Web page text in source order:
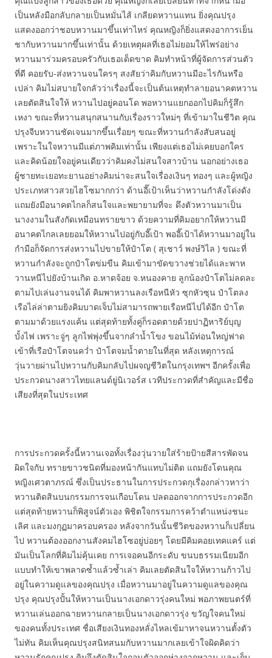
เป็นหลังมือกลับกลายเป็นหมั่นไส้ เกลียดหวานแทน ยิ่งคุณปรุง
แสดงออกว่าชอบหวานมาขึ้นเท่าไหร่ คุณหญิงก็ยิ่งแสดงอาการเย็น
ชากับหวานมากขึ้นเท่านั้น ด้วยเหตุผลที่เธอไม่ยอมให้ไพร่อย่าง
หวานมาร่วมครอบครัวกับเธอเด็ดขาด คิมทำหน้าที่ผู้จัดการส่วนตัว
ที่ดี คอยรับ-ส่งหวานจนใครๆ สงสัยว่าคิมกับหวานมีอะไรกันหรือ
เปล่า คิมไม่สบายใจกลัวว่าเรื่องนี้จะเป็นต้นเหตุทำลายอนาคตหวาน
เลยตัดสินใจให้ หวานไปอยู่คอนโด พอหวานแยกออกไปคิมก็รู้สึก
เหงา ขณะที่หวานสนุกสนานกับเรื่องราวใหม่ๆ ที่เข้ามาในชีวิต คุณ
ปรุงจีบหวานชัดเจนมากขึ้นเรื่อยๆ ขณะที่หวานกำลังสับสนอยู่
เพราะในใจหวานมีแต่ภาพคิมเท่านั้น เพียงแต่เธอไม่เคยบอกใคร
และคิดน้อยใจอยู่คนเดียวว่าคิมคงไม่สนใจสาวบ้าน นอกอย่างเธอ
ผู้ชายทะเยอทะยานอย่างคิมน่าจะสนใจเรื่องเงินๆ ทองๆ และผู้หญิง
ประเภทสาวสวยไฮโซมากกว่า ด้านอี๊เป้าเห็นว่าหวานกำลังโด่งดัง
แถมยังมีอนาคตไกลก็สนใจและพยายามที่จะ ดึงตัวหวานมาเป็น
นางงามในสังกัดเหมือนทรายขาว ด้วยความที่คิมอยากให้หวานมี
อนาคตไกลเลยยอมให้หวานไปอยู่กับอี๊เป้า พออี๊เป้าได้หวานมาอยู่ใน
กำมือก็จัดการส่งหวานไปขายให้ป๋าโต ( สุเชาว์ พงษ์วิไล ) ขณะที่
หวานกำลังจะถูกป๋าโตข่มขืน คิมเข้ามาขัดขวางช่วยได้และพาห
วานหนีไปยังบ้านเกิด อ.หาดจ้อย จ.หนองคาย ลูกน้องป๋าโตไม่ลดละ
ตามไปเล่นงานจนได้ คิมพาหวานลงเรือหนีหัว ซุกหัวซุน ป๋าโตลง
เรือไล่ล่าตามยิงคิมบาดเจ็บไม่สามารถพายเรือหนีไปได้อีก ป๋าโต
ตามมาด้วยแรงแค้น แต่สุดท้ายทั้งคู่ก็รอดตายด้วยปาฏิหาริย์บุญ
บั้งไฟ เพราะจู่ๆ ลูกไฟพุ่งขึ้นจากลำน้ำโขง ขอนไม้ท่อนใหญ่ฟาด
เข้าที่เรือป๋าโตจนคว่ำ ป๋าโตจมน้ำตายในที่สุด หลังเหตุการณ์
วุ่นวายผ่านไปหวานกับคิมกลับไปผจญชีวิตในกรุงเทพฯ อีกครั้งเพื่อ
ประกวดนางสาวไทยแลนด์ยู่นิเวอร์ส เวทีประกวดที่สำคัญและมีชื่อ
เสียงที่สุดในประเทศ
การประกวดครั้งนี้หวานเจอทั้งเรื่องวุ่นวายใส่ร้ายป้ายสีสารพัดจน
ผิดใจกับ ทรายขาวชนิดที่มองหน้ากันแทบไม่ติด แถมยังโดนคุณ
หญิงเศวตาภรณ์ ซึ่งเป็นประธานในการประกวดกุเรื่องกล่าวหาว่า
หวานติดสินบนกรรมการจนเกือบโดน ปลดออกจากการประกวดอีก
แต่สุดท้ายหวานก็พิสูจน์ตัวเอง พิชิตใจกรรมการคว้าตำแหน่งชนะ
เลิศ และมงกุฏมาครอบครอง หลังจากวันนั้นชีวิตของหวานก็เปลี่ยน
ไป หวานต้องออกงานสังคมไฮโซอยู่บ่อยๆ โดยมีคิมคอยเทคแคร์ แต่
มันเป็นโลกที่คิมไม่คุ้นเคย การเจอคนอีกระดับ ขนบธรรมเนียมอีก
แบบทำให้เขาพลาดซ้ำแล้วซ้ำเล่า คิมเลยตัดสินใจให้หวานก้าวไป
อยู่ในความดูแลของคุณปรุง เมื่อหวานมาอยู่ในความดูแลของคุณ
ปรุง คุณปรุงปั้นให้หวานเป็นนางเอกดาวรุ่งคนใหม่ พอภาพยนตร์ที่
หวานเล่นออกฉายหวานกลายเป็นนางเอกดาวรุ่ง ขวัญใจคนใหม่
ของคนทั้งประเทศ ชื่อเสียงเงินทองหลั่งไหลเข้มาหาจนหวานตั้งตัว
ไม่ทัน คิมเห็นคุณปรุงสนิทสนมกับหวานมากเลยเข้าใจผิดคิดว่า